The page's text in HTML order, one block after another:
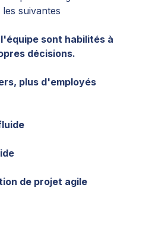
suivantes
sont habilités à
décisions.
plus d'employés
de projet agile